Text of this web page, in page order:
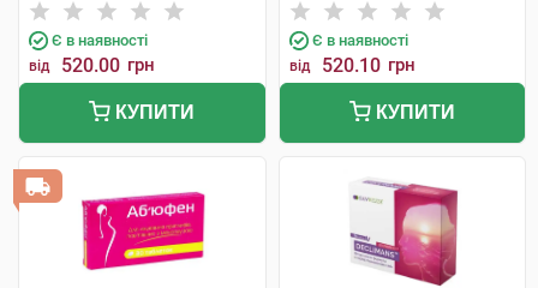
Є в наявності
від 520.00 грн
КУПИТИ
Є в наявності
від 520.10 грн
КУПИТИ